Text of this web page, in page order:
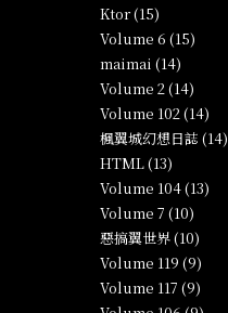
Ktor (15)
Volume 6 (15)
maimai (14)
Volume 2 (14)
Volume 102 (14)
楓翼城幻想日誌 (14)
HTML (13)
Volume 104 (13)
Volume 7 (10)
惡搞翼世界 (10)
Volume 119 (9)
Volume 117 (9)